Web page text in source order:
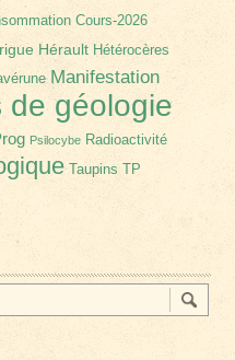
Cours-2026
Hérault Hétérocères
Manifestation
de géologie
Psilocybe Radioactivité
Taupins TP